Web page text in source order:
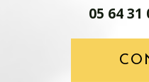
05 64 31